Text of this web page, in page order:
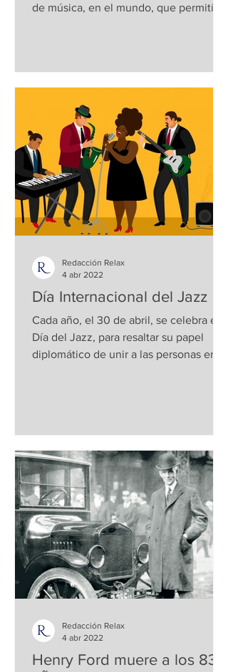
de música, en el mundo, que permitía a
Día Internacional del Jazz
Cada año, el 30 de abril, se celebra el
Día del Jazz, para resaltar su papel
diplomático de unir a las personas en
Redacción Relax
4 abr 2022
Henry Ford muere a los 83
Redacción Relax
4 abr 2022